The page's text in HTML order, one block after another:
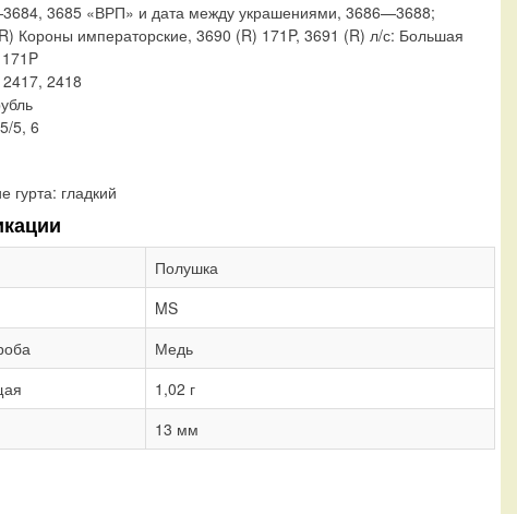
3685 «ВРП» и дата между украшениями, 3686—3688;
Короны императорские, 3690 (R) 171P, 3691 (R) л/с: Большая
2417, 2418
5, 6
гурта: гладкий
Полушка
MS
Медь
1,02 г
13 мм